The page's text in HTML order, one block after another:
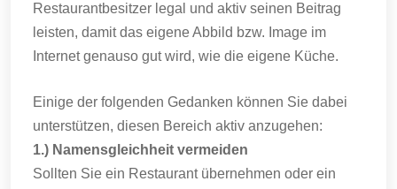
Restaurantbesitzer legal und aktiv seinen Beitrag
leisten, damit das eigene Abbild bzw. Image im
Internet genauso gut wird, wie die eigene Küche.
Einige der folgenden Gedanken können Sie dabei
unterstützen, diesen Bereich aktiv anzugehen:
1.) Namensgleichheit vermeiden
Sollten Sie ein Restaurant übernehmen oder ein